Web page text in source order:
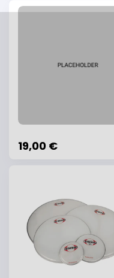
19,00 €